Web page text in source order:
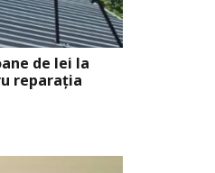
de lei la
reparația